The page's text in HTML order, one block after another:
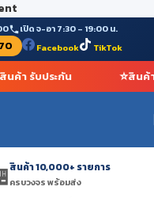
เปิด จ-อา 7:30 – 19:00 น.
Facebook TikTok
ค้า รับประกัน ⭐สินค้
สินค้า 10,000+ รายการ
ครบวงจร พร้อมส่ง